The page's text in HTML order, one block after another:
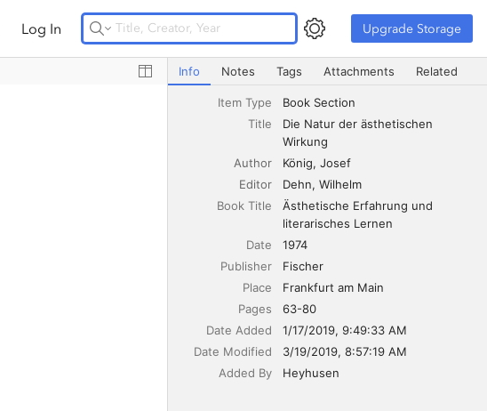
Log In Upgrade Storage Upgrade Storage
Die Natur der ästhetischen Wirkung
Info Notes Tags Attachments Related
Item Type
Book Section
Title
Die Natur der ästhetischen
Wirkung
Author
König Josef
Editor
Dehn Wilhelm
Book Title
Ästhetische Erfahrung und
literarisches Lernen
Date
1974
Publisher
Fischer
Place
Frankfurt am Main
Pages
63-80
Date Added
1/17/2019, 9:49:33 AM
Date Modified
3/19/2019, 8:57:19 AM
Added By
Heyhusen